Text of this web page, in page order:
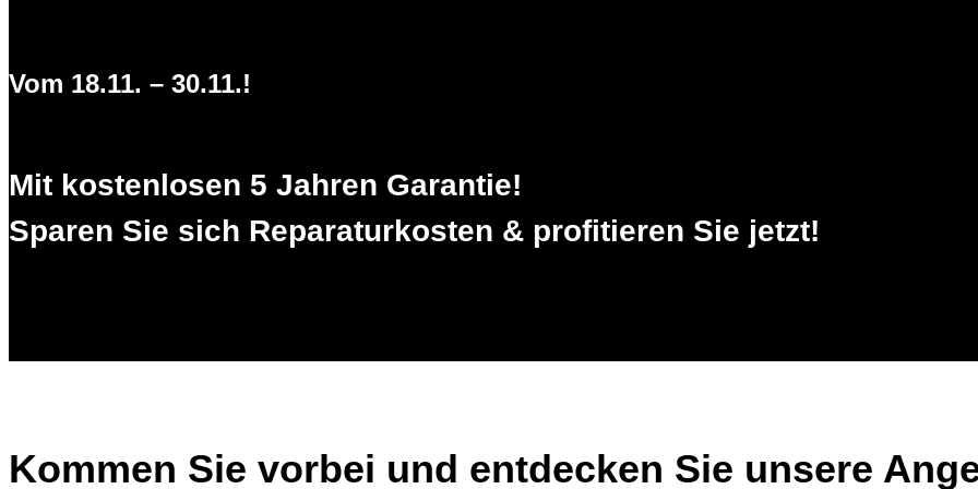
Vom 18.11. – 30.11.!
Mit kostenlosen 5 Jahren Garantie!
Sparen Sie sich Reparaturkosten & profitieren Sie jetzt!
Kommen Sie vorbei und entdecken Sie unsere